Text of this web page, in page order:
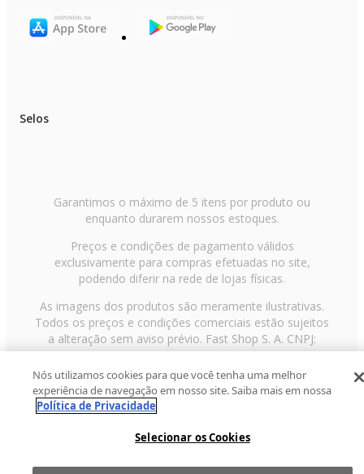
Selos
Garantimos o máximo de 5 itens por produto ou
enquanto durarem nossos estoques.
Preços e condições de pagamento válidos
exclusivamente para compras efetuadas no site,
podendo diferir na rede de lojas físicas.
As imagens dos produtos são meramente ilustrativas.
Todos os preços e condições comerciais estão sujeitos
a alteração sem aviso prévio. Fast Shop S. A. CNPJ:
43.708.379/0001-00
Avenida Zaki Narchi, nº 1650, sobreloja, Carandiru, São
Paulo/SP, CEP 02029-001, Telefone: 11 3003-3728 ©
2013 Fast Shop - Todos os direitos reservados
Nós utilizamos cookies para que você tenha uma melhor
experiência de navegação em nosso site. Saiba mais em nossa
Política de Privacidade
Selecionar os Cookies